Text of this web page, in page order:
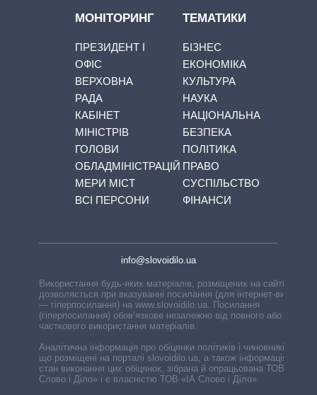
МОНІТОРИНГ
ПРЕЗИДЕНТ І
ОФІС
ВЕРХОВНА
РАДА
КАБІНЕТ
МІНІСТРІВ
ГОЛОВИ
ОБЛАДМІНІСТРАЦІЙ
МЕРИ МІСТ
ВСІ ПЕРСОНИ
ТЕМАТИКИ
БІЗНЕС
ЕКОНОМІКА
КУЛЬТУРА
НАУКА
НАЦІОНАЛЬНА
БЕЗПЕКА
ПОЛІТИКА
ПРАВО
СУСПІЛЬСТВО
ФІНАНСИ
info@slovoidilo.ua
Використання будь-яких матеріалів, розміщених на сайті,
дозволяється при вказуванні посилання (для інтернет-видань
— гіперпосилання) на www.slovoidilo.ua. Посилання
(гіперпосилання) обов’язкове незалежно від повного або
часткового використання матеріалів.
Аналітична інформація про обіцянки політиків і чиновників,
що розміщені на порталі slovoidilo.ua, а також інформація про
стан виконання цих обіцянок, зібрана й опрацьована ТОВ «ІА
Слово і Діло» і є власністю ТОВ «ІА Слово і Діло».